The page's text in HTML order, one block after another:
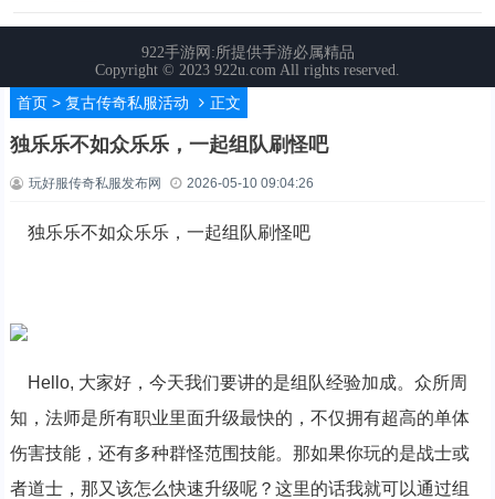
首页> 复古传奇私服活动 正文
独乐乐不如众乐乐，一起组队刷怪吧
玩好服传奇私服发布网 2026-05-10 09:04:26
独乐乐不如众乐乐，一起组队刷怪吧
Hello, 大家好，今天我们要讲的是组队经验加成。众所周
知，法师是所有职业里面升级最快的，不仅拥有超高的单体
伤害技能，还有多种群怪范围技能。那如果你玩的是战士或
者道士，那又该怎么快速升级呢？这里的话我就可以通过组